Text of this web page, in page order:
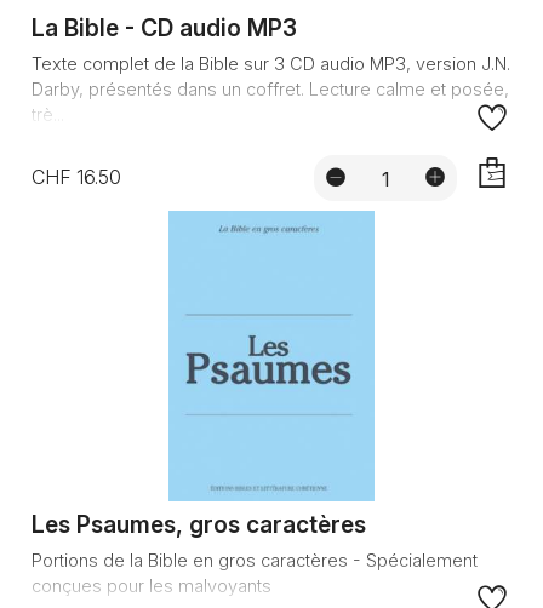
La Bible - CD audio MP3
Texte complet de la Bible sur 3 CD audio MP3, version J.N.
Darby, présentés dans un coffret. Lecture calme et posée,
trè...
CHF 16.50
Les Psaumes, gros caractères
Portions de la Bible en gros caractères - Spécialement
conçues pour les malvoyants